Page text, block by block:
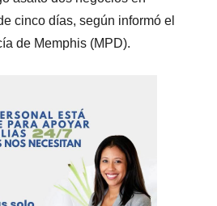
cinco días, según informó el
de Memphis (MPD).